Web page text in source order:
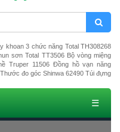
khoan 3 chức năng Total TH308268
sơn Total TT3506 Bộ vòng miệng
Truper 11506 Đồng hồ vạn năng
Thước đo góc Shinwa 62490 Túi đựng
☰